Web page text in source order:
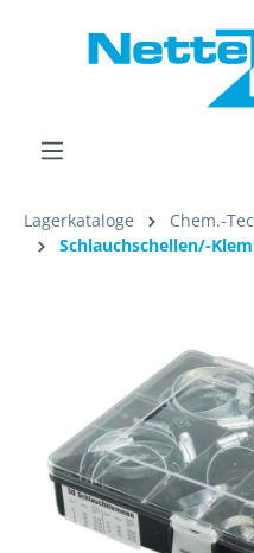
Lagerkataloge Chem.-
Schlauchschellen/-